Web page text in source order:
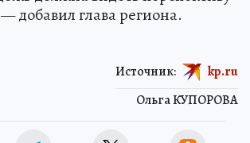
добавил глава региона.
Ольга КУПОРОВА
Источник: kp.ru